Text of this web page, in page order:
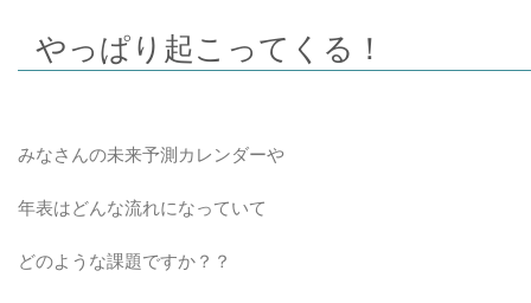
やっぱり起こってくる！
みなさんの未来予測カレンダーや
年表はどんな流れになっていて
どのような課題ですか？？